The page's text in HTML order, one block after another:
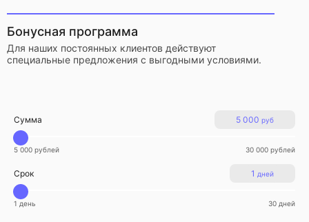
Бонусная программа
Для наших постоянных клиентов действуют
специальные предложения с выгодными условиями.
5 000 руб
Сумма
5 000 рублей 30 000 рублей
1 дней
Срок
1 день 30 дней